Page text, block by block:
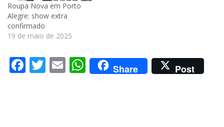
Roupa Nova em Porto
Alegre: show extra
confirmado
19 de maio de 2025
Facebook
Twitter
EmailWhatsApp
Share Post